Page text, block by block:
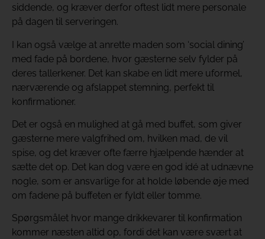
siddende, og kræver derfor oftest lidt mere personale
på dagen til serveringen.
I kan også vælge at anrette maden som ‘social dining’
med fade på bordene, hvor gæsterne selv fylder på
deres tallerkener. Det kan skabe en lidt mere uformel,
nærværende og afslappet stemning, perfekt til
konfirmationer.
Det er også en mulighed at gå med buffet, som giver
gæsterne mere valgfrihed om, hvilken mad, de vil
spise, og det kræver ofte færre hjælpende hænder at
sætte det op. Det kan dog være en god idé at udnævne
nogle, som er ansvarlige for at holde løbende øje med
om fadene på buffeten er fyldt eller tomme.
Spørgsmålet hvor mange drikkevarer til konfirmation
kommer næsten altid op, fordi det kan være svært at